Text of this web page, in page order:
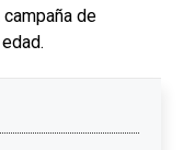
de